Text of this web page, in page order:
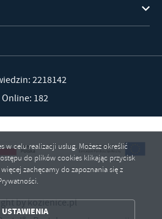
2218142
Online: 182
by kozienice.pl
celu realizacji usług. Możesz określić
do plików cookies klikając przycisk
zachęcamy do zapoznania się z
USTAWIENIA